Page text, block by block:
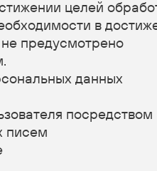
платежными
другими
обрабатывается
Оператор
третьих лиц,
пункте